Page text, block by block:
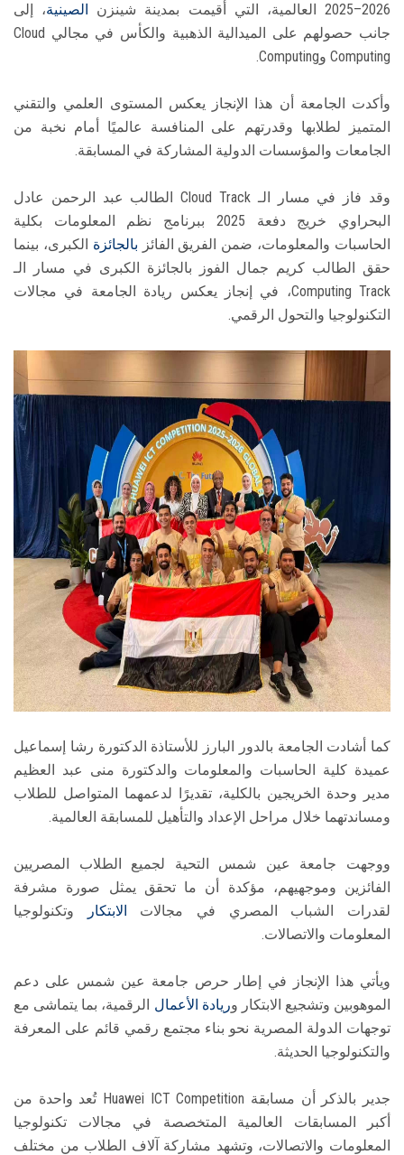
2025–2026 العالمية، التي أقيمت بمدينة شينزن
الصينية، إلى
جانب حصولهم على الميدالية الذهبية والكأس في مجالي Cloud
Computing وComputing.
وأكدت الجامعة أن هذا الإنجاز يعكس المستوى العلمي والتقني
المتميز لطلابها وقدرتهم على المنافسة عالميًا أمام نخبة من
الجامعات والمؤسسات الدولية المشاركة في المسابقة.
وقد فاز في مسار الـ Cloud Track الطالب عبد الرحمن عادل
البحراوي خريج دفعة 2025 ببرنامج نظم المعلومات بكلية
الحاسبات والمعلومات، ضمن الفريق الفائز بالجائزة الكبرى، بينما
حقق الطالب كريم جمال الفوز بالجائزة الكبرى في مسار الـ
Computing Track، في إنجاز يعكس ريادة الجامعة في مجالات
التكنولوجيا والتحول الرقمي.
كما أشادت الجامعة بالدور البارز للأستاذة الدكتورة رشا إسماعيل
عميدة كلية الحاسبات والمعلومات والدكتورة منى عبد العظيم
مدير وحدة الخريجين بالكلية، تقديرًا لدعمهما المتواصل للطلاب
ومساندتهما خلال مراحل الإعداد والتأهيل للمسابقة العالمية.
ووجهت جامعة عين شمس التحية لجميع الطلاب المصريين
الفائزين وموجهيهم، مؤكدة أن ما تحقق يمثل صورة مشرفة
لقدرات الشباب المصري في مجالات الابتكار
وتكنولوجيا
المعلومات والاتصالات.
ويأتي هذا الإنجاز في إطار حرص جامعة عين شمس على دعم
الموهوبين وتشجيع الابتكار وريادة الأعمال الرقمية، بما يتماشى مع
توجهات الدولة المصرية نحو بناء مجتمع رقمي قائم على المعرفة
والتكنولوجيا الحديثة.
جدير بالذكر أن مسابقة Huawei ICT Competition تُعد واحدة من
أكبر المسابقات العالمية المتخصصة في مجالات تكنولوجيا
المعلومات والاتصالات، وتشهد مشاركة آلاف الطلاب من مختلف